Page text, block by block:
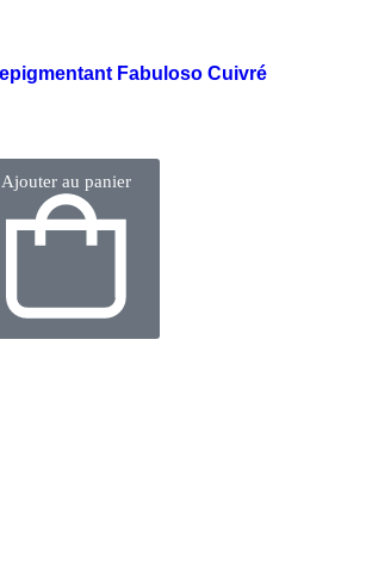
Fabuloso Cuivré
Ajouter au panier